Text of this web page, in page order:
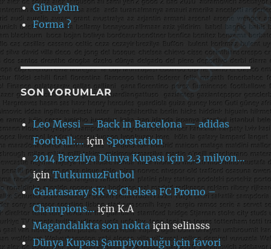
Günaydın
Forma ?
SON YORUMLAR
Leo Messi — Back in Barcelona — adidas
Football:…içinSporstation
2014 Brezilya Dünya Kupası için 2.3 milyon…
içinTutkumuzFutbol
Galatasaray SK vs Chelsea FC Promo –
Champions…içinK.A
Magandalıkta son nokta içinselinsss
Dünya Kupası Şampiyonluğu için favori